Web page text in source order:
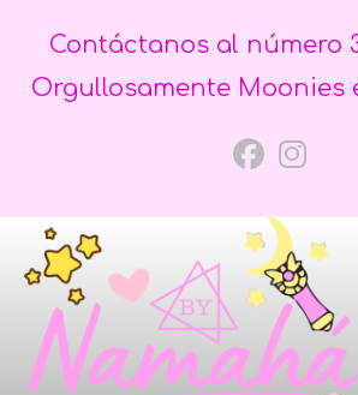
Contáctanos al número
Orgullosamente Moonies